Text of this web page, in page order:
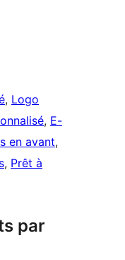
, Logo
, E-
en avant
, Prêt à
par